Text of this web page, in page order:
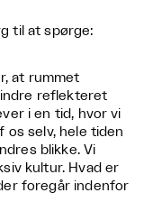
til at spørge:
at rummet
reflekteret
i en tid, hvor vi
os selv, hele tiden
blikke. Vi
kultur. Hvad er
foregår indenfor